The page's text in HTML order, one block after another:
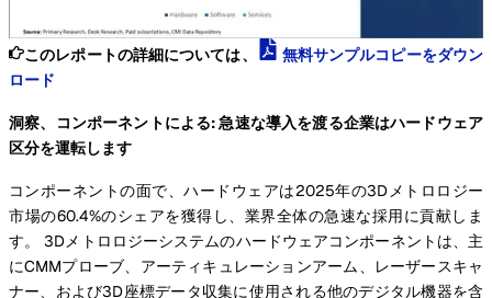
このレポートの詳細については、
無料サンプルコピーをダウン
ロード
洞察、コンポーネントによる: 急速な導入を渡る企業はハードウェア
区分を運転します
コンポーネントの面で、ハードウェアは2025年の3Dメトロロジー
市場の60.4%のシェアを獲得し、業界全体の急速な採用に貢献しま
す。 3Dメトロロジーシステムのハードウェアコンポーネントは、主
にCMMプローブ、アーティキュレーションアーム、レーザースキャ
ナー、および3D座標データ収集に使用される他のデジタル機器を含